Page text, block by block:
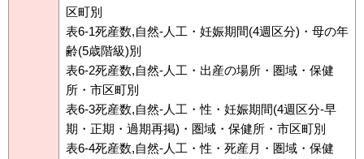
区町別
表6-1死産数,自然-人工・妊娠期間(4週区分)・母の年
齢(5歳階級)別
表6-2死産数,自然-人工・出産の場所・圏域・保健
所・市区町別
表6-3死産数,自然-人工・性・妊娠期間(4週区分-早
期・正期・過期再掲)・圏域・保健所・市区町別
表6-4死産数,自然-人工・性・死産月・圏域・保健